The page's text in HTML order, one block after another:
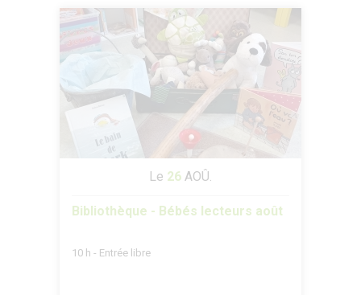
Le 26 AOÛ.
Bibliothèque - Bébés lecteurs août
10 h - Entrée libre